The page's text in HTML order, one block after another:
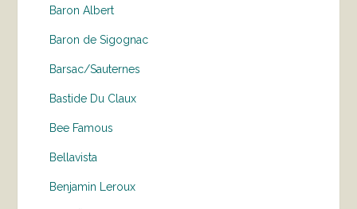
Baron Albert
Baron de Sigognac
Barsac/Sauternes
Bastide Du Claux
Bee Famous
Bellavista
Benjamin Leroux